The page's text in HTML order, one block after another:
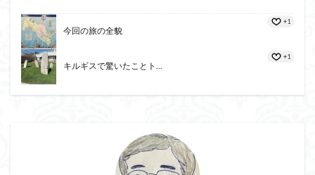
今回の旅の全貌
+1
キルギスで驚いたことト...
+1